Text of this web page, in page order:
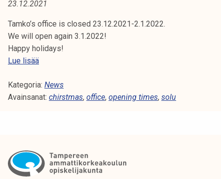
t
i
k
o
r
e
a
u
n
A
:
C
H
I
T
M
23.12.2021
Tamko’s office is closed 23.12.2021-2.1.2022.
We will open again 3.1.2022!
Happy holidays!
Lue lisääS
l
u
e
n
Kategoria: News
Avainsanat: chirstmas, office, opening times, solu